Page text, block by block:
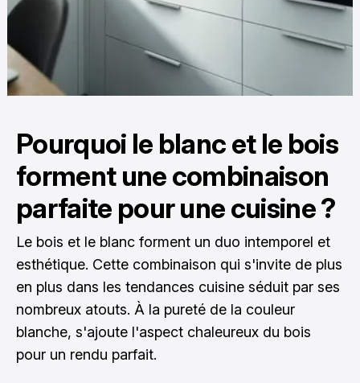
Pourquoi le blanc et le bois
forment une combinaison
parfaite pour une cuisine ?
Le bois et le blanc forment un duo intemporel et
esthétique. Cette combinaison qui s'invite de plus
en plus dans les tendances cuisine séduit par ses
nombreux atouts. À la pureté de la couleur
blanche, s'ajoute l'aspect chaleureux du bois
pour un rendu parfait.